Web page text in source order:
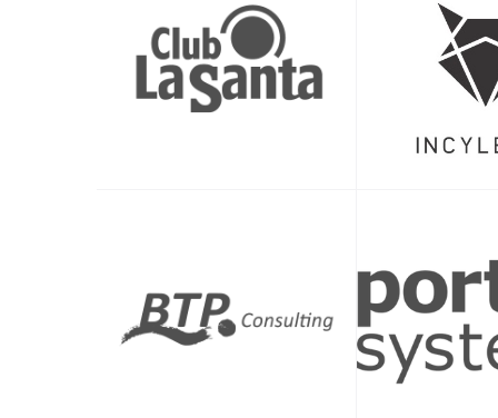
10 Minuten vor Trainingsbeginn gehen wir
Es können pro Trainingsstunde maximal so viele
Es können nur angemeldete Triabolos und
Die Anmeldung wird jeweils freitags um 22:00
Du meldest Dich an, indem Du Dich im Triabolos-
unentschuldigt fehlst, müssen wir leider 10 Euro
anderes Mitglied noch die Möglichkeit hat, sich
Bitte berücksichtige, dass nur eine
Beim Triabolos-Schwimmtraining gibt es einen
schwimmen willst, ist unser Schwimmtraining
Wenn Du ein:e schnelle:r Schwimmer:in bist
Anfänger:innen anzumelden (nur weil die Zeiten
Was brauchst Du zum Schwimmen?
Eng anliegende Badehose oder Badeanzug, eine
Wenn Du hast, bring gern Dein eigenes